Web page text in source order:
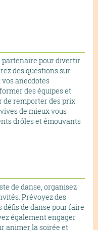
partenaire pour divertir
des questions sur
anecdotes
des équipes et
remporter des prix.
de mieux vous
drôles et émouvants
de danse, organisez
Prévoyez des
défis de danse pour faire
également engager
animer la soirée et